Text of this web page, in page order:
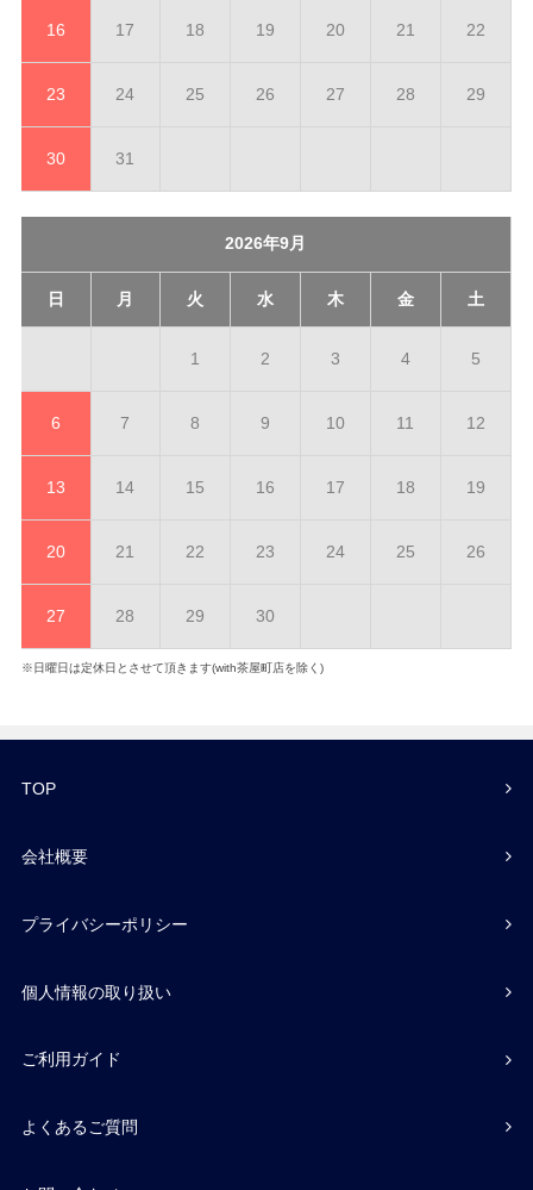
16 17 18 19 20 21 22
23 24 25 26 27 28 29
30 31
2026年9月
日 月 火 水 木 金 土
1 2 3 4 5
6 7 8 9 10 11 12
13 14 15 16 17 18 19
20 21 22 23 24 25 26
27 28 29 30
※日曜日は定休日とさせて頂きます(with茶屋町店を除く)
TOP
会社概要
プライバシーポリシー
個人情報の取り扱い
ご利用ガイド
よくあるご質問